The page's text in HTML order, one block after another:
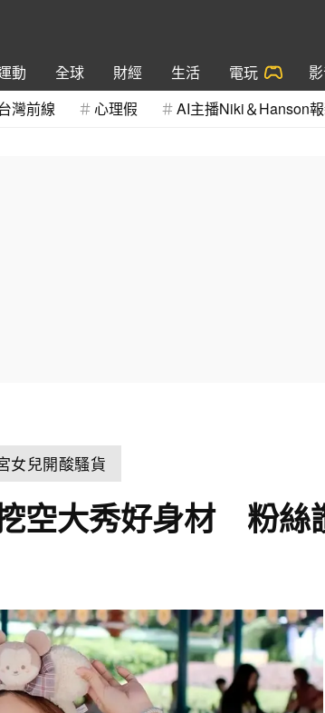
動 全球 財經 生活 電玩
灣前線 心理假 AI主播Niki＆Hanson
女兒開酸騷貨
空大秀好身材 粉絲